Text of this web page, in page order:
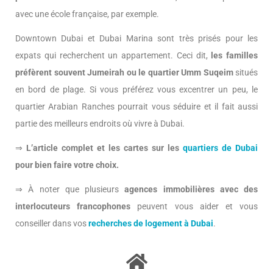
avec une école française, par exemple.
Downtown Dubai et Dubai Marina sont très prisés pour les
expats qui recherchent un appartement. Ceci dit,
les familles
préfèrent souvent Jumeirah ou le quartier Umm Suqeimsitués
en bord de plage. Si vous préférez vous excentrer un peu, le
quartier Arabian Ranches pourrait vous séduire et il fait aussi
partie des meilleurs endroits où vivre à Dubai.
⇒ L’article complet et les cartes sur les quartiers de Dubai
pour bien faire votre choix.
⇒ À noter que plusieurs agences immobilières avec des
interlocuteurs francophones peuvent vous aider et vous
conseiller dans vosrecherches de logement à Dubai.